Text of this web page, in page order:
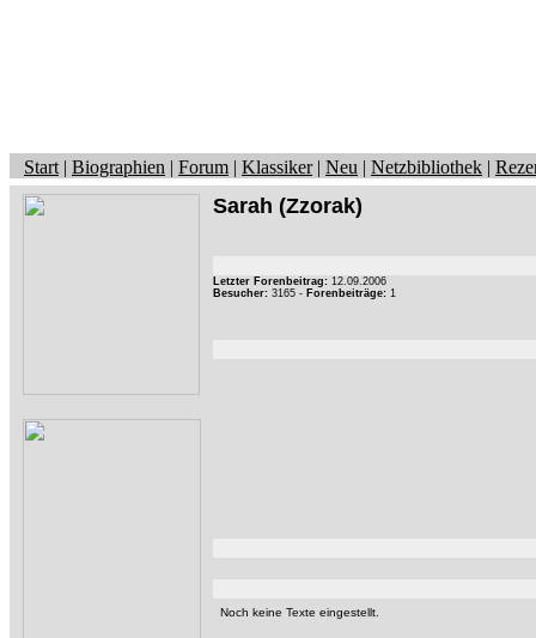
Start | Biographien | Forum | Klassiker| Neu | Netzbibliothek |
Sarah (Zzorak)
Letzter Forenbeitrag: 12.09.2006
Besucher: 3165 - Forenbeiträge: 1
Noch keine Texte eingestellt.